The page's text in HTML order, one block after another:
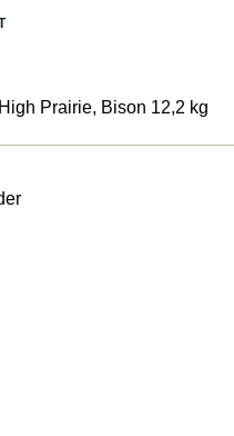
Prairie, Bison 12,2 kg